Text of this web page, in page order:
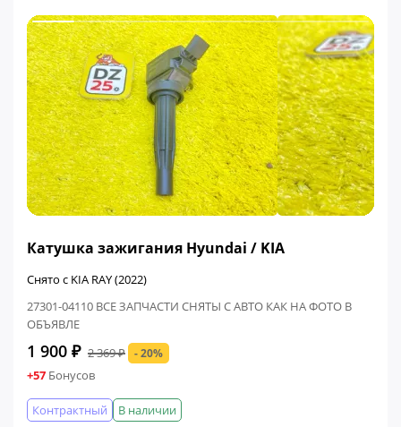
Катушка зажигания Hyundai / KIA
Снято с KIA RAY (2022)
27301-04110 ВСЕ ЗАПЧАСТИ СНЯТЫ С АВТО КАК НА ФОТО В
ОБЪЯВЛЕ
1 900 ₽ 2 369 ₽ - 20%
+57 Бонусов
В наличии
Контрактный